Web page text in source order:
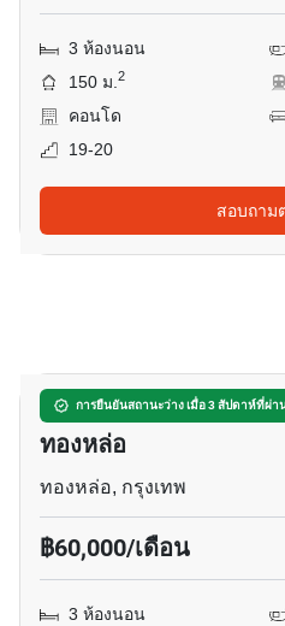
3 ห้องนอน
150 ม.2
คอนโด
19-20
สอบถาม
การยืนยันสถานะว่าง เมื่อ 3 สัปดาห์ที่ผ่า
อพาร์ทเมนต์ 3-ห้องนอ
ทองหล่อ
ทองหล่อ, กรุงเทพ
฿60,000/เดือน
3 ห้องนอน